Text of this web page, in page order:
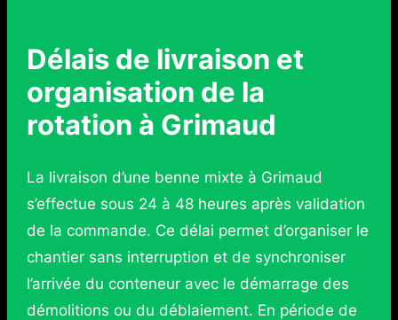
Délais de livraison et
organisation de la
rotation à Grimaud
La livraison d’une benne mixte à Grimaud
s’effectue sous 24 à 48 heures après validation
de la commande. Ce délai permet d’organiser le
chantier sans interruption et de synchroniser
l’arrivée du conteneur avec le démarrage des
démolitions ou du déblaiement. En période de